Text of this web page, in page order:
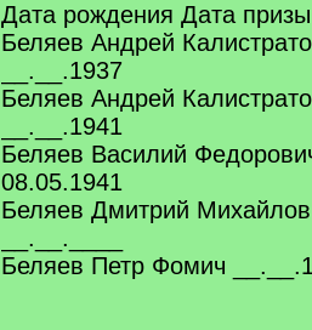
Дата рождения Дата
Беляев Андрей
__.__.1937
Беляев Андрей
__.__.1941
Беляев Василий
08.05.1941
Беляев Дмитрий
__.__.____
Беляев Петр Фомич